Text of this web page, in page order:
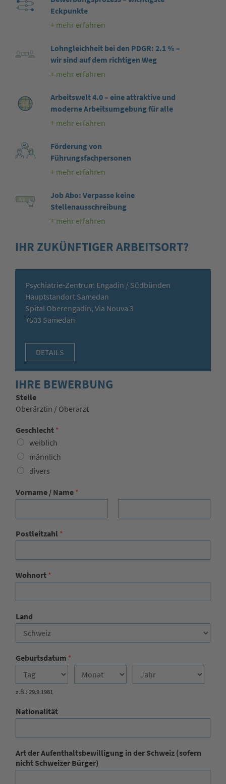
Eckpunkte
+ mehr erfahren
Lohngleichheit bei den PDGR: 2.1 % –
wir sind auf dem richtigen Weg
+ mehr erfahren
Arbeitswelt 4.0 – eine attraktive und
moderne Arbeitsumgebung für alle
+ mehr erfahren
Förderung von
Führungsfachpersonen
+ mehr erfahren
Job Abo: Verpasse keine
Stellenausschreibung
+ mehr erfahren
IHR ZUKÜNFTIGER ARBEITSORT?
Psychiatrie-Zentrum Engadin / Südbünden
Hauptstandort Samedan
Spital Oberengadin, Via Nouva 3
7503 Samedan
DETAILS
IHRE BEWERBUNG
Stelle
Oberärztin / Oberarzt
Geschlecht *
weiblich
männlich
divers
Vorname / Name *
Postleitzahl *
Wohnort *
Land
Geburtsdatum *
z.B.: 29.9.1981
Nationalität
Art der Aufenthaltsbewilligung in der Schweiz (sofern
nicht Schweizer Bürger)